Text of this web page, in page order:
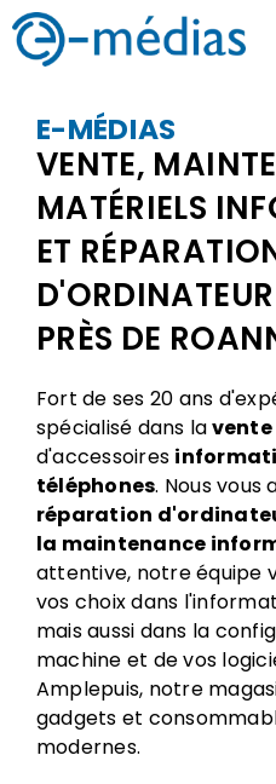
Passer
au
contenu
E-MÉDIAS
VENTE,
MATÉRIELS
ET
PRÈS DE
Fort de ses 20 ans
spécialisé dans la
d'accessoires
téléphones. Nous
réparation
la maintenance
attentive, notre équipe
vos choix dans
mais aussi dans la
machine et de vos
Amplepuis, notre
gadgets et
modernes.